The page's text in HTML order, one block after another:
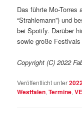
Das führte Mo-Torres
“Strahlemann”) und
bei Spotify. Darüber
sowie große
Copyright (C) 2022
Veröffentlicht unter
Westfalen,Termine,